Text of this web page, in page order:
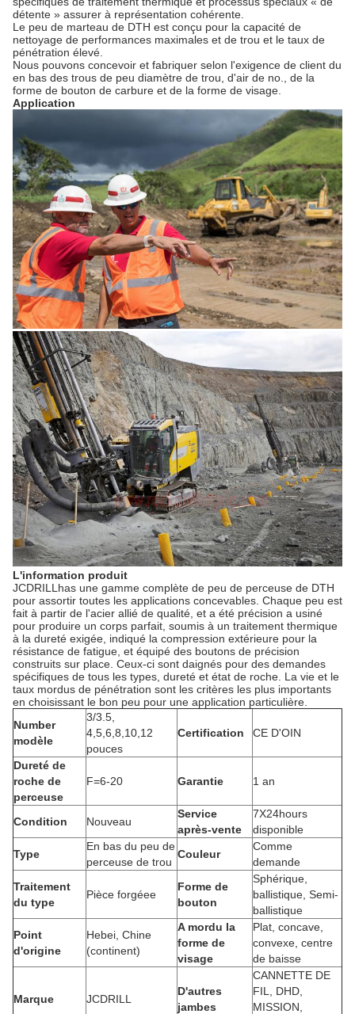
détente » assurer à représentation cohérente.
Le peu de marteau de DTH est conçu pour la capacité de
nettoyage de performances maximales et de trou et le taux de
pénétration élevé.
Nous pouvons concevoir et fabriquer selon l'exigence de client du
en bas des trous de peu diamètre de trou, d'air de no., de la
forme de bouton de carbure et de la forme de visage.
Application
L'information produit
JCDRILLhas une gamme complète de peu de perceuse de DTH
pour assortir toutes les applications concevables. Chaque peu est
fait à partir de l'acier allié de qualité, et a été précision a usiné
pour produire un corps parfait, soumis à un traitement thermique
à la dureté exigée, indiqué la compression extérieure pour la
résistance de fatigue, et équipé des boutons de précision
construits sur place. Ceux-ci sont daignés pour des demandes
spécifiques de tous les types, dureté et état de roche. La vie et le
taux mordus de pénétration sont les critères les plus importants
en choisissant le bon peu pour une application particulière.
Number
modèle
3/3.5,
4,5,6,8,10,12
pouces
Certification CE D'OIN
Dureté de
roche de
perceuse
F=6-20 Garantie 1 an
Condition Nouveau
Service
après-vente
7X24hours
disponible
Type
En bas du peu de
perceuse de trou
Couleur
Comme
demande
Traitement
du type
Pièce forgéee
Forme de
bouton
Sphérique,
ballistique, Semi-
ballistique
Point
d'origine
Hebei, Chine
(continent)
A mordu la
forme de
visage
Plat, concave,
convexe, centre
de baisse
Marque JCDRILL
D'autres
jambes
CANNETTE DE
FIL, DHD,
MISSION,